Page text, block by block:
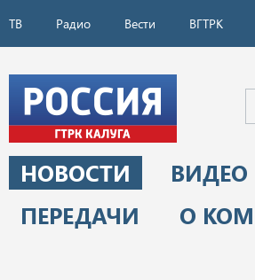
ТВ Радио Вести ВГТРК
НОВОСТИ ВИДЕО
ПЕРЕДАЧИ
О